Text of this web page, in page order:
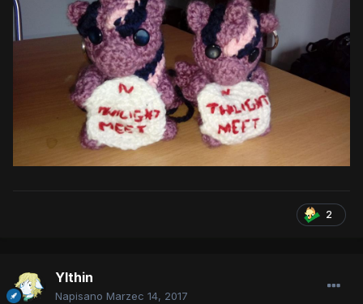
2
Ylthin
Napisano Marzec 14, 2017